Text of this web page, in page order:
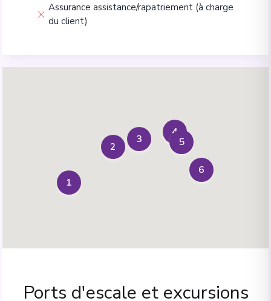
Assurance assistance/rapatriement (à charge
du client)
1
2
3
4
5
6
Ports d'escale et excursions